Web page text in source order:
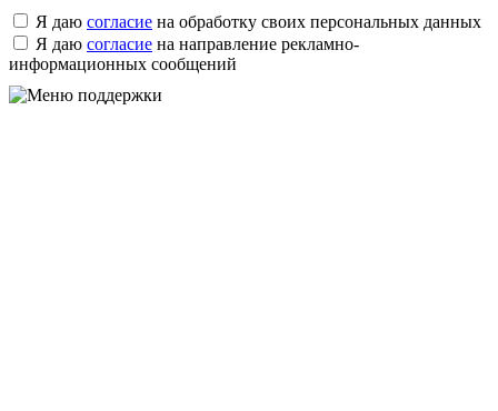
Я даю согласие на обработку своих персональных данных
Я даю согласие на направление рекламно-
информационных сообщений